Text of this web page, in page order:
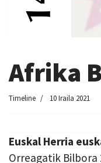
Afrika
Timeline 10 Iraila 2021
Euskal Herria
Orreagatik